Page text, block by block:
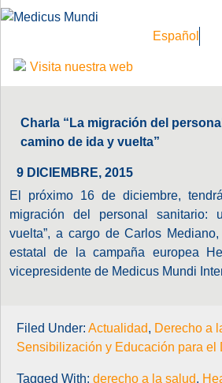
Español
Visita nuestra web
Charla “La migración del
camino de ida y vuelta”
9 DICIEMBRE, 2015
El próximo 16 de diciembre,
migración del personal
vuelta”, a cargo de Carlos
estatal de la campaña europea
vicepresidente de Medicus Mundi
Filed Under: Actualidad, Derecho a
Sensibilización y Educación para el
Tagged With: derecho a la salud,